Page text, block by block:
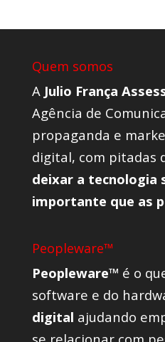
Quem somos
A Julio França
Agência de
propaganda e
digital, com pitadas
deixar a tecnologia
importante que as
Peopleware™
Peopleware™ é o
software e do
digital ajudando